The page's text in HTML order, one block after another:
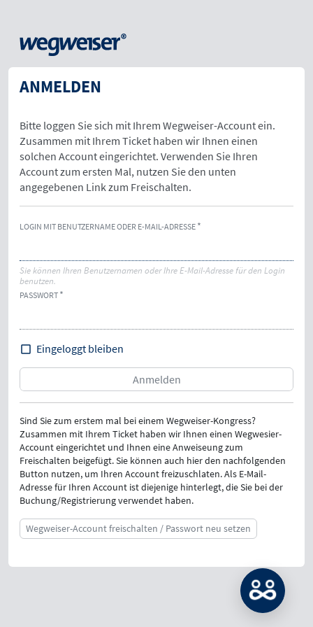
ANMELDEN
Bitte loggen Sie sich mit Ihrem Wegweiser-Account ein.
Zusammen mit Ihrem Ticket haben wir Ihnen einen
solchen Account eingerichtet. Verwenden Sie Ihren
Account zum ersten Mal, nutzen Sie den unten
angegebenen Link zum Freischalten.
LOGIN MIT BENUTZERNAME ODER E-MAIL-ADRESSE
Sie können Ihren Benutzernamen oder Ihre E-Mail-Adresse für den Login
benutzen.
PASSWORT
Eingeloggt bleiben
Sind Sie zum erstem mal bei einem Wegweiser-Kongress?
Zusammen mit Ihrem Ticket haben wir Ihnen einen Wegwesier-
Account eingerichtet und Ihnen eine Anweiseung zum
Freischalten beigefügt. Sie können auch hier den nachfolgenden
Button nutzen, um Ihren Account freizuschlaten. Als E-Mail-
Adresse für Ihren Account ist diejenige hinterlegt, die Sie bei der
Buchung/Registrierung verwendet haben.
Wegweiser-Account freischalten / Passwort neu setzen